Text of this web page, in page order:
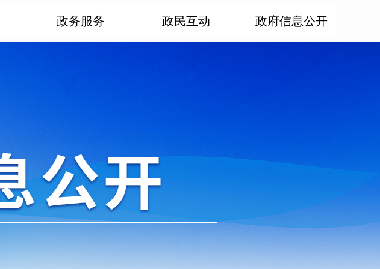
政务服务 政民互动 政府信息公开